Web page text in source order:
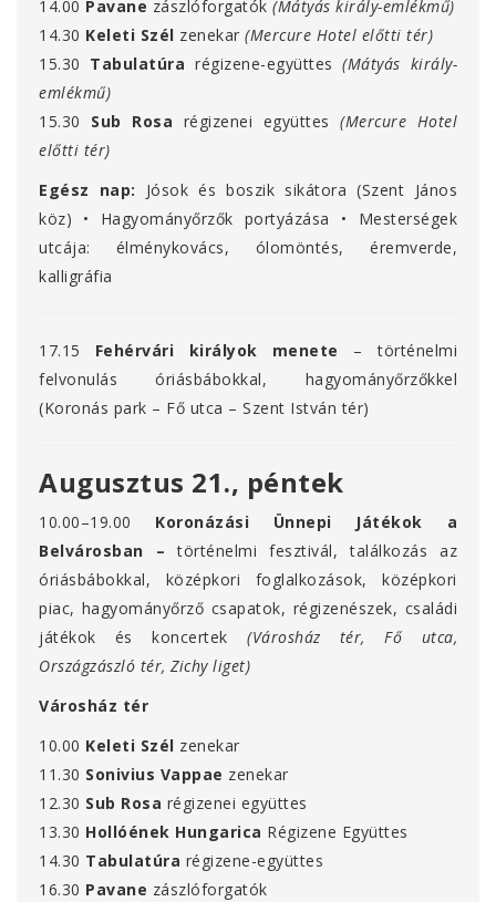
14.00 Pavane zászlóforgatók (Mátyás király-emlékmű)
14.30 Keleti Szél zenekar (Mercure Hotel előtti tér)
15.30 Tabulatúra régizene-együttes (Mátyás király-
emlékmű)
15.30
Sub Rosa régizenei együttes (Mercure Hotel
előtti tér)
Egész nap:
Jósok és boszik sikátora (Szent János
köz) • Hagyományőrzők portyázása • Mesterségek
utcája: élménykovács, ólomöntés, éremverde,
kalligráfia
17.15 Fehérvári királyok menete
– történelmi
felvonulás óriásbábokkal, hagyományőrzőkkel
(Koronás park – Fő utca – Szent István tér)
Augusztus 21., péntek
10.00–19.00
Koronázási Ünnepi Játékok a
Belvárosban –
történelmi fesztivál,találkozás az
óriásbábokkal, középkori foglalkozások, középkori
piac, hagyományőrző csapatok, régizenészek, családi
játékok és koncertek
(Városház tér, Fő utca,
Országzászló tér, Zichy liget)
Városház tér
10.00 Keleti Szél zenekar
11.30 Sonivius Vappae zenekar
12.30 Sub Rosa régizenei együttes
13.30 Hollóének Hungarica Régizene Együttes
14.30 Tabulatúra régizene-együttes
16.30 Pavane zászlóforgatók